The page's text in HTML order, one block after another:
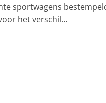
sportwagens
het verschil…